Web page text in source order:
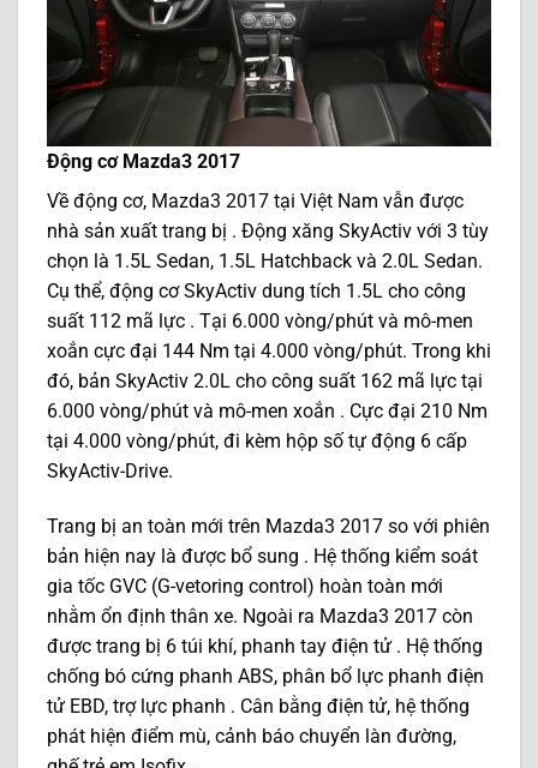
Động cơ Mazda3 2017
Về động cơ, Mazda3 2017 tại Việt Nam vẫn được
nhà sản xuất trang bị . Động xăng SkyActiv với 3 tùy
chọn là 1.5L Sedan, 1.5L Hatchback và 2.0L Sedan.
Cụ thể, động cơ SkyActiv dung tích 1.5L cho công
suất 112 mã lực . Tại 6.000 vòng/phút và mô-men
xoắn cực đại 144 Nm tại 4.000 vòng/phút. Trong khi
đó, bản SkyActiv 2.0L cho công suất 162 mã lực tại
6.000 vòng/phút và mô-men xoắn . Cực đại 210 Nm
tại 4.000 vòng/phút, đi kèm hộp số tự động 6 cấp
SkyActiv-Drive.
Trang bị an toàn mới trên Mazda3 2017 so với phiên
bản hiện nay là được bổ sung . Hệ thống kiểm soát
gia tốc GVC (G-vetoring control) hoàn toàn mới
nhằm ổn định thân xe. Ngoài ra Mazda3 2017 còn
được trang bị 6 túi khí, phanh tay điện tử . Hệ thống
chống bó cứng phanh ABS, phân bổ lực phanh điện
tử EBD, trợ lực phanh . Cân bằng điện tử, hệ thống
phát hiện điểm mù, cảnh báo chuyển làn đường,